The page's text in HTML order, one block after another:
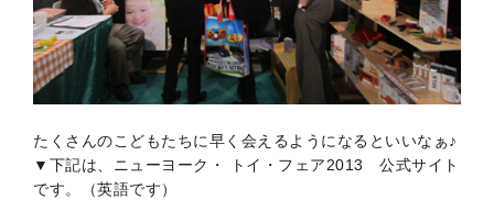
たくさんのこどもたちに早く会えるようになるといいなぁ♪
▼下記は、ニューヨーク・ トイ・フェア2013 公式サイト
です。（英語です）